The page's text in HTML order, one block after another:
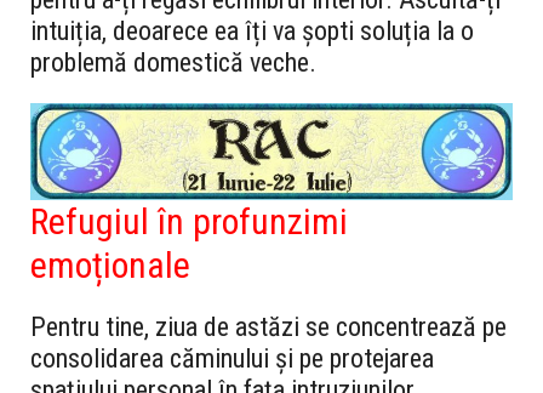
intuiția, deoarece ea îți va șopti soluția la o
problemă domestică veche.
Refugiul în profunzimi
emoționale
Pentru tine, ziua de astăzi se concentrează pe
consolidarea căminului și pe protejarea